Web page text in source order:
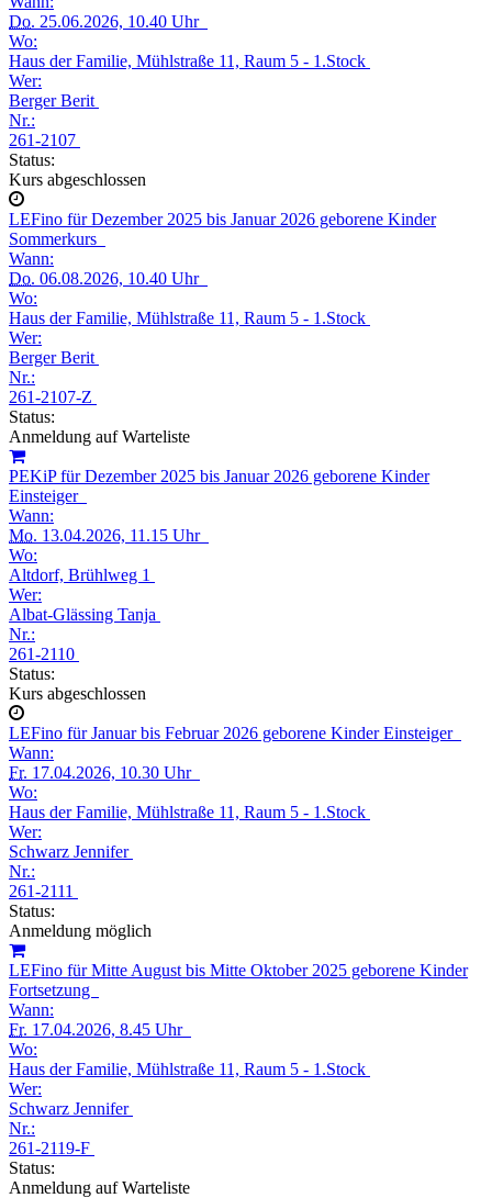
Do. 25.06.2026, 10.40 Uhr
Wo:
Haus der Familie, Mühlstraße 11, Raum 5 - 1.Stock
Wer:
Berger Berit
Nr.:
261-2107
Status:
Kurs abgeschlossen
LEFino für Dezember 2025 bis Januar 2026 geborene Kinder
Sommerkurs
Wann:
Do. 06.08.2026, 10.40 Uhr
Wo:
Haus der Familie, Mühlstraße 11, Raum 5 - 1.Stock
Wer:
Berger Berit
Nr.:
261-2107-Z
Status:
Anmeldung auf Warteliste
PEKiP für Dezember 2025 bis Januar 2026 geborene Kinder
Einsteiger
Wann:
Mo. 13.04.2026, 11.15 Uhr
Wo:
Altdorf, Brühlweg 1
Wer:
Albat-Glässing Tanja
Nr.:
261-2110
Status:
Kurs abgeschlossen
LEFino für Januar bis Februar 2026 geborene Kinder Einsteiger
Wann:
Fr. 17.04.2026, 10.30 Uhr
Wo:
Haus der Familie, Mühlstraße 11, Raum 5 - 1.Stock
Wer:
Schwarz Jennifer
Nr.:
261-2111
Status:
Anmeldung möglich
LEFino für Mitte August bis Mitte Oktober 2025 geborene Kinder
Fortsetzung
Wann:
Fr. 17.04.2026, 8.45 Uhr
Wo:
Haus der Familie, Mühlstraße 11, Raum 5 - 1.Stock
Wer:
Schwarz Jennifer
Nr.:
261-2119-F
Status:
Anmeldung auf Warteliste